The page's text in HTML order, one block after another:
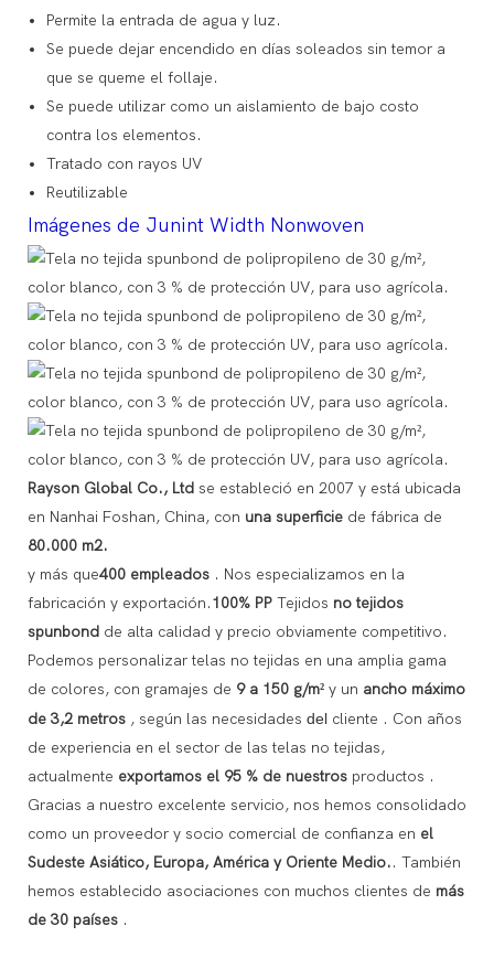
Permite la entrada de agua y luz.
Se puede dejar encendido en días soleados sin temor a
que se queme el follaje.
Se puede utilizar como un aislamiento de bajo costo
contra los elementos.
Tratado con rayos UV
Reutilizable
Imágenes de Junint Width Nonwoven
Rayson Global Co., Ltd se estableció en 2007 y está ubicada
en Nanhai Foshan, China, con una superficie de fábrica de
80.000 m2.
y más que400 empleados . Nos especializamos en la
fabricación y exportación.100% PP Tejidos no tejidos
spunbond de alta calidad y precio obviamente competitivo.
Podemos personalizar telas no tejidas en una amplia gama
de colores, con gramajes de 9 a 150 g/m² y un ancho máximo
de 3,2 metros , según las necesidades del cliente . Con años
de experiencia en el sector de las telas no tejidas,
actualmente exportamos el 95 % de nuestros productos .
Gracias a nuestro excelente servicio, nos hemos consolidado
como un proveedor y socio comercial de confianza en el
Sudeste Asiático, Europa, América y Oriente Medio.. También
hemos establecido asociaciones con muchos clientes de más
de 30 países .